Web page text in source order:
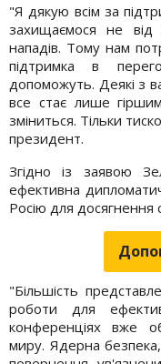
"Я дякую всім за
захищаємося не від
нападів. Тому нам
підтримка в
допоможуть. Деякі з
все стає лише
зміниться. Тільки
президент.
Згідно із заявою
ефективна
Росію для досягнення
"Більшість
роботи для
конференціях вже
миру. Ядерна